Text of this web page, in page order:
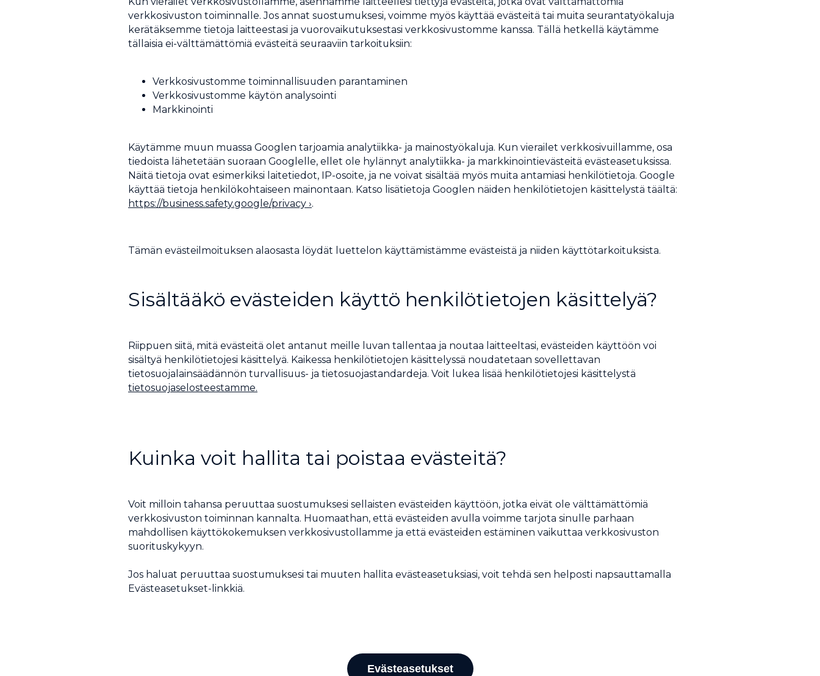
verkkosivuston toiminnalle. Jos annat suostumuksesi, voimme myös käyttää evästeitä tai muita seurantatyökaluja
kerätäksemme tietoja laitteestasi ja vuorovaikutuksestasi verkkosivustomme kanssa. Tällä hetkellä käytämme
tällaisia ei-välttämättömiä evästeitä seuraaviin tarkoituksiin:
Verkkosivustomme toiminnallisuuden parantaminen
Verkkosivustomme käytön analysointi
Markkinointi
Käytämme muun muassa Googlen tarjoamia analytiikka- ja mainostyökaluja. Kun vierailet verkkosivuillamme, osa
tiedoista lähetetään suoraan Googlelle, ellet ole hylännyt analytiikka- ja markkinointievästeitä evästeasetuksissa.
Näitä tietoja ovat esimerkiksi laitetiedot, IP-osoite, ja ne voivat sisältää myös muita antamiasi henkilötietoja. Google
käyttää tietoja henkilökohtaiseen mainontaan. Katso lisätietoja Googlen näiden henkilötietojen käsittelystä täältä:
https://business.safety.google/privacy ›.
Tämän evästeilmoituksen alaosasta löydät luettelon käyttämistämme evästeistä ja niiden käyttötarkoituksista.
Sisältääkö evästeiden käyttö henkilötietojen käsittelyä?
Riippuen siitä, mitä evästeitä olet antanut meille luvan tallentaa ja noutaa laitteeltasi, evästeiden käyttöön voi
sisältyä henkilötietojesi käsittelyä. Kaikessa henkilötietojen käsittelyssä noudatetaan sovellettavan
tietosuojalainsäädännön turvallisuus- ja tietosuojastandardeja. Voit lukea lisää henkilötietojesi käsittelystä
tietosuojaselosteestamme.
Kuinka voit hallita tai poistaa evästeitä?
Voit milloin tahansa peruuttaa suostumuksesi sellaisten evästeiden käyttöön, jotka eivät ole välttämättömiä
verkkosivuston toiminnan kannalta. Huomaathan, että evästeiden avulla voimme tarjota sinulle parhaan
mahdollisen käyttökokemuksen verkkosivustollamme ja että evästeiden estäminen vaikuttaa verkkosivuston
suorituskykyyn.
Jos haluat peruuttaa suostumuksesi tai muuten hallita evästeasetuksiasi, voit tehdä sen helposti napsauttamalla
Evästeasetukset-linkkiä.
Evästeasetukset